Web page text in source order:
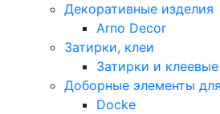
Декоративные изделия
Arno Decor
Затирки, клеи
Затирки и
Доборные элементы
Docke